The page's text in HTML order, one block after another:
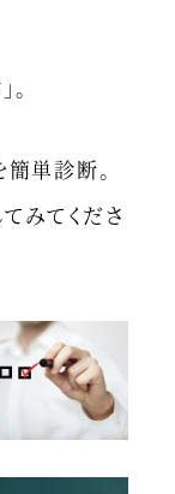
単診断。
みてくださ